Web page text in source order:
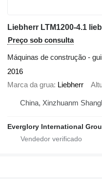
Liebherr LTM1200-4.1
Preço sob consulta
Máquinas de construção -
2016
Marca da grua Liebherr
China, Xinzhuanm
Everglory International